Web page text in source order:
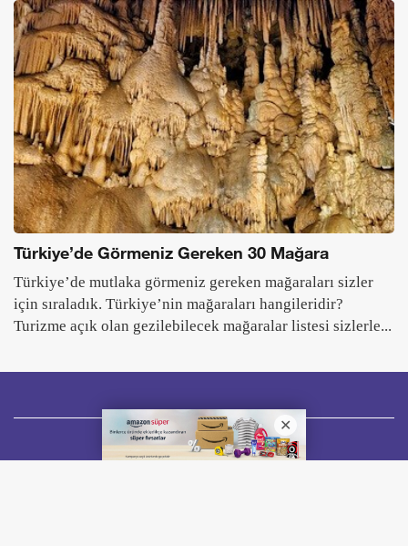
Türkiye’de Görmeniz Gereken 30 Mağara
Türkiye’de mutlaka görmeniz gereken mağaraları sizler
için sıraladık. Türkiye’nin mağaraları hangileridir?
Turizme açık olan gezilebilecek mağaralar listesi sizlerle...